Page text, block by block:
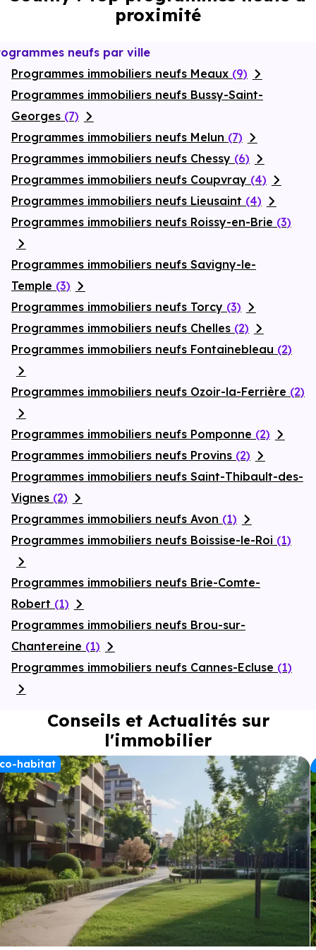
apaisant, votre logement devient un lieu de ressourcement,
parfaitement adapté à un projet de vie durable, entre sérénité
proximité
neufs par ville
Programmes immobiliers neufs Meaux (9)
Programmes immobiliers neufs Bussy-Saint-
Georges (7)
Programmes immobiliers neufs Melun (7)
Programmes immobiliers neufs Chessy (6)
Programmes immobiliers neufs Coupvray (4)
Programmes immobiliers neufs Lieusaint (4)
Programmes immobiliers neufs Roissy-en-Brie (3)
Programmes immobiliers neufs Savigny-le-
Temple (3)
Programmes immobiliers neufs Torcy (3)
Programmes immobiliers neufs Chelles (2)
Programmes immobiliers neufs Fontainebleau (2)
Programmes immobiliers neufs Ozoir-la-Ferrière (2)
Programmes immobiliers neufs Pomponne (2)
Programmes immobiliers neufs Provins (2)
Programmes immobiliers neufs Saint-Thibault-des-
Vignes (2)
Programmes immobiliers neufs Avon (1)
Programmes immobiliers neufs Boissise-le-Roi (1)
Programmes immobiliers neufs Brie-Comte-
Robert (1)
Programmes immobiliers neufs Brou-sur-
Chantereine (1)
Programmes immobiliers neufs Cannes-Ecluse (1)
Conseils et Actualités sur
l'immobilier
habitat